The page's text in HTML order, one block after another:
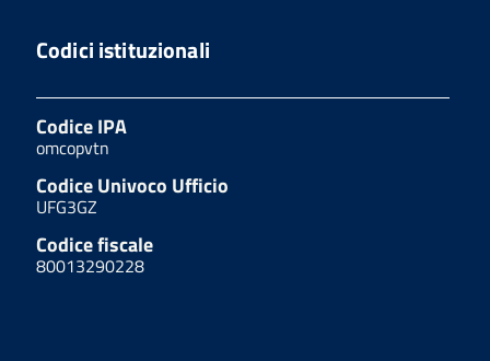
Codici istituzionali
Codice IPA
omcopvtn
Codice Univoco Ufficio
UFG3GZ
Codice fiscale
80013290228